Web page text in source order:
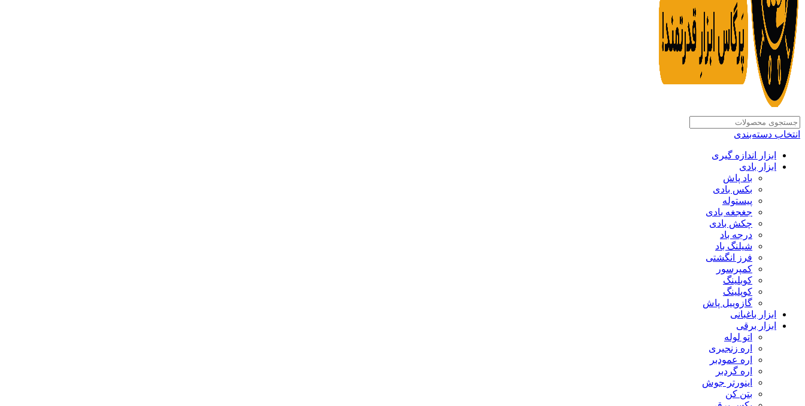
انتخاب دسته‌بندی
ابزار اندازه گیری
ابزار بادی
باد پاش
بکس بادی
پیستوله
جغجغه بادی
چکش بادی
درجه باد
شیلنگ باد
فرز انگشتی
کمپرسور
کوبلینگ
کوپلینگ
گازوییل پاش
ابزار باغبانی
ابزار برقی
اتو لوله
اره زنجیری
اره عمودبر
اره گردبر
اینورتر جوش
بتن کن